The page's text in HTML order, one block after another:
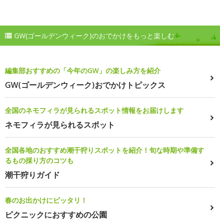
GW(ゴールデンウィーク)のおでかけをもっと楽しむ
編集部おすすめの「今年のGW」の楽しみ方を紹介
GW(ゴールデンウィーク)おでかけトピックス
全国のネモフィラが見られるスポット情報をお届けします
ネモフィラが見られるスポット
全国各地のおすすめ潮干狩りスポットを紹介！旬な時期や準備す
るもの採り方のコツも
潮干狩りガイド
春のお出かけにピッタリ！
ピクニックにおすすめの公園